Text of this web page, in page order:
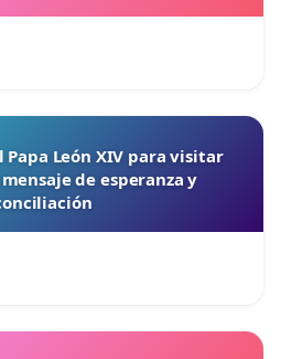
León XIV para visitar
de esperanza y